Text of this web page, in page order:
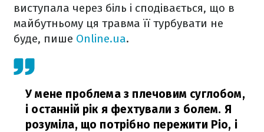
виступала через біль і сподівається, що в
майбутньому ця травма її турбувати не
буде, пише Online.ua.
У мене проблема з плечовим суглобом,
і останній рік я фехтували з болем. Я
розуміла, що потрібно пережити Ріо, і